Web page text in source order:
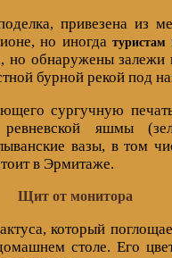
привезена из
но иногда туристам
обнаружены залежи
бурной рекой под
сургучную
яшмы
вазы, в том
в Эрмитаже.
Щит от монитора
который
столе. Его